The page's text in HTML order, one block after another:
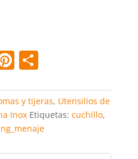
Pi
er
e
st
C
m
p
ar
y tijeras, Utensilios de
Inox Etiquetas: cuchillo,